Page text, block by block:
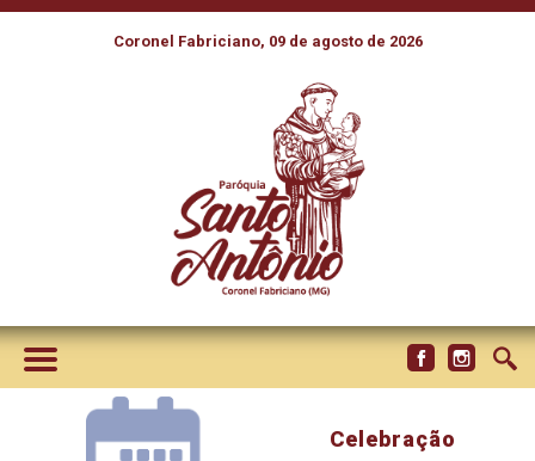
Coronel Fabriciano, 09 de agosto de 2026
Celebração